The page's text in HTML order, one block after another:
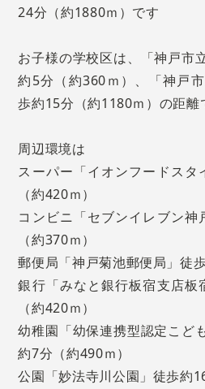
24分（約1880ｍ）です
お子様の学校区は、「神戸市
約5分（約360ｍ）、「神戸
歩約15分（約1180ｍ）の距離
周辺環境は
スーパー「イオンフードスタ
（約420ｍ）
コンビニ「セブンイレブン神
（約370ｍ）
郵便局「神戸菊池郵便局」徒
銀行「みなと銀行板宿支店板
（約420ｍ）
幼稚園「幼保連携型認定こど
約7分（約490ｍ）
公園「妙法寺川公園」徒歩約